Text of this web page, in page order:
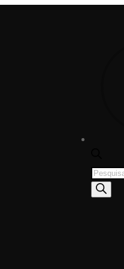
Products
search